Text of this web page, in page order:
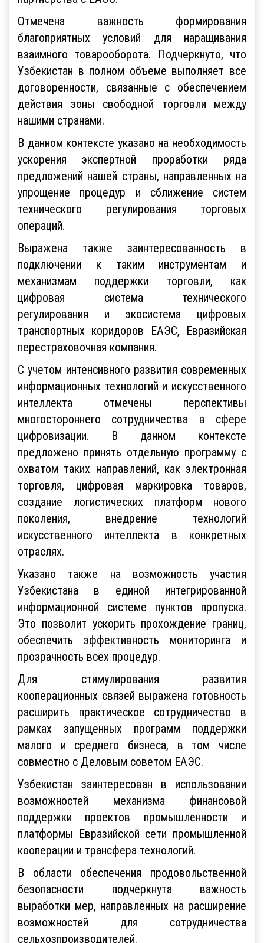
Отмечена важность формирования
благоприятных условий для наращивания
взаимного товарооборота. Подчеркнуто, что
Узбекистан в полном объеме выполняет все
договоренности, связанные с обеспечением
действия зоны свободной торговли между
нашими странами.
В данном контексте указано на необходимость
ускорения экспертной проработки ряда
предложений нашей страны, направленных на
упрощение процедур и сближение систем
технического регулирования торговых
операций.
Выражена также заинтересованность в
подключении к таким инструментам и
механизмам поддержки торговли, как
цифровая система технического
регулирования и экосистема цифровых
транспортных коридоров ЕАЭС, Евразийская
перестраховочная компания.
С учетом интенсивного развития современных
информационных технологий и искусственного
интеллекта отмечены перспективы
многостороннего сотрудничества в сфере
цифровизации. В данном контексте
предложено принять отдельную программу с
охватом таких направлений, как электронная
торговля, цифровая маркировка товаров,
создание логистических платформ нового
поколения, внедрение технологий
искусственного интеллекта в конкретных
отраслях.
Указано также на возможность участия
Узбекистана в единой интегрированной
информационной системе пунктов пропуска.
Это позволит ускорить прохождение границ,
обеспечить эффективность мониторинга и
прозрачность всех процедур.
Для стимулирования развития
кооперационных связей выражена готовность
расширить практическое сотрудничество в
рамках запущенных программ поддержки
малого и среднего бизнеса, в том числе
совместно с Деловым советом ЕАЭС.
Узбекистан заинтересован в использовании
возможностей механизма финансовой
поддержки проектов промышленности и
платформы Евразийской сети промышленной
кооперации и трансфера технологий.
В области обеспечения продовольственной
безопасности подчёркнута важность
выработки мер, направленных на расширение
возможностей для сотрудничества
сельхозпроизводителей.